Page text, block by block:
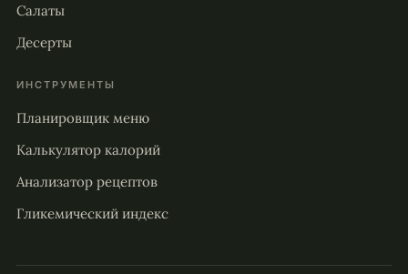
Салаты
Десерты
ИНСТРУМЕНТЫ
Планировщик меню
Калькулятор калорий
Анализатор рецептов
Гликемический индекс